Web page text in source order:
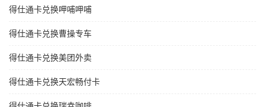
得仕通卡兑换呷哺呷哺
得仕通卡兑换曹操专车
得仕通卡兑换美团外卖
得仕通卡兑换天宏畅付卡